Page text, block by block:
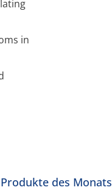
in
Produkte des Monats